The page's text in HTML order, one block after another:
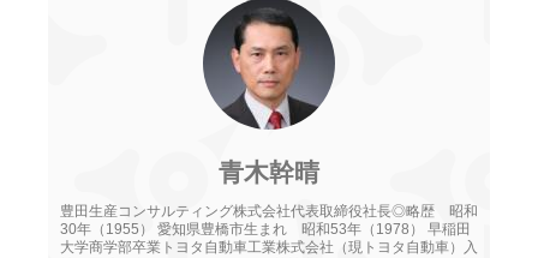
青木幹晴
豊田生産コンサルティング株式会社代表取締役社長◎略歴 昭和
30年（1955） 愛知県豊橋市生まれ 昭和53年（1978） 早稲田
大学商学部卒業トヨタ自動車工業株式会社（現トヨタ自動車）入